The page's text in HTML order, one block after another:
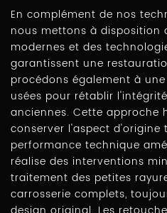
En complément de nos
nous mettons à disposition
modernes et des
garantissent une
procédons également à
usées pour rétablir
anciennes. Cette approche
conserver l'aspect
performance technique
réalise des interventions
traitement des petites
carrosserie complets,